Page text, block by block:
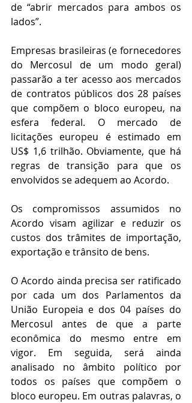
de “abrir mercados para ambos os
lados”.
Empresas brasileiras (e fornecedores
do Mercosul de um modo geral)
passarão a ter acesso aos mercados
de contratos públicos dos 28 países
que compõem o bloco europeu, na
esfera federal. O mercado de
licitações europeu é estimado em
US$ 1,6 trilhão. Obviamente, que há
regras de transição para que os
envolvidos se adequem ao Acordo.
Os compromissos assumidos no
Acordo visam agilizar e reduzir os
custos dos trâmites de importação,
exportação e trânsito de bens.
O Acordo ainda precisa ser ratificado
por cada um dos Parlamentos da
União Europeia e dos 04 países do
Mercosul antes de que a parte
econômica do mesmo entre em
vigor. Em seguida, será ainda
analisado no âmbito político por
todos os países que compõem o
bloco europeu. Em outras palavras, o